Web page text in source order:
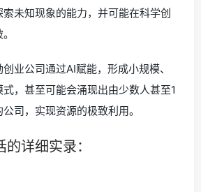
未知现象的能力，并可能在科学创
业公司通过AI赋能，形成小规模、
，甚至可能会涌现出由少数人甚至1
司，实现资源的极致利用。
详细实录：